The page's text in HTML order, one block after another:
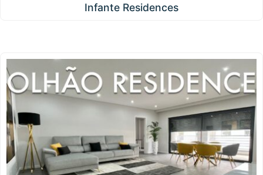
Infante Residences